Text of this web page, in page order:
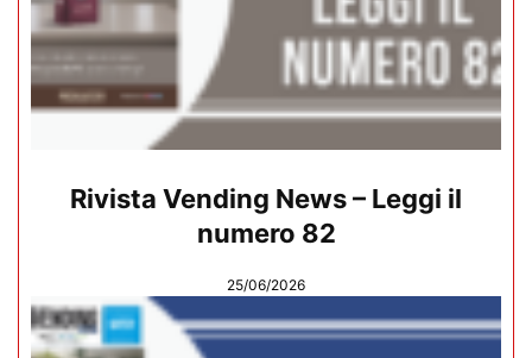
Rivista Vending News – Leggi il
numero 82
25/06/2026